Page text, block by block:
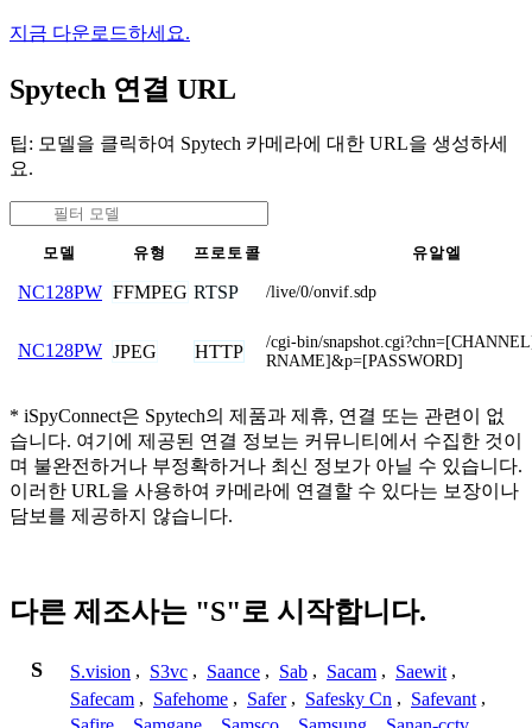
지금 다운로드하세요.
Spytech 연결 URL
팁: 모델을 클릭하여 Spytech 카메라에 대한 URL을 생성하세
요.
모델 유형 프로토콜 유알엘
NC128PW FFMPEG RTSP /live/0/onvif.sdp
NC128PW JPEG HTTP
/cgi-bin/
RNAME]&p=[PASSWORD]
* iSpyConnect은 Spytech의 제품과 제휴, 연결 또는 관련이 없
습니다. 여기에 제공된 연결 정보는 커뮤니티에서 수집한 것이
며 불완전하거나 부정확하거나 최신 정보가 아닐 수 있습니다.
이러한 URL을 사용하여 카메라에 연결할 수 있다는 보장이나
담보를 제공하지 않습니다.
다른 제조사는 "S"로 시작합니다.
S S.vision , S3vc , Saance , Sab , Sacam , Saewit ,
Safecam , Safehome , Safer , Safesky Cn , Safevant ,